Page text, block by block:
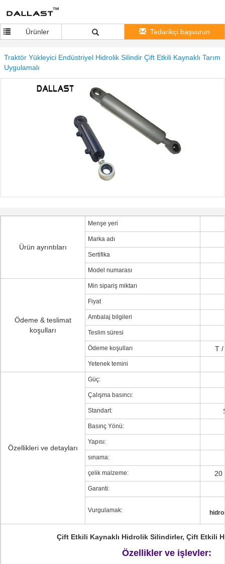
Ürünler Tedarikçi başvurun
Traktör Yükleyici Endüstriyel Hidrolik Silindir Çift Etkili Kaynaklı Tarım
Uygulamalı
Ürün ayrıntıları
Menşe yeri
Marka adı
Sertifika
Model numarası
Ödeme & teslimat
koşulları
Min sipariş miktarı
Fiyat
Ambalaj bilgileri
Teslim süresi
Ödeme koşulları T /
Yetenek temini
Özellikleri ve detayları
Güç:
Çalışma basıncı:
Standart:
Basınç Yönü:
Yapısı:
sınama:
çelik malzeme: 20
Garanti:
Vurgulamak:
Çift Etkili Kaynaklı Hidrolik Silindirler, Çift Etkili
Özellikler ve işlevler: